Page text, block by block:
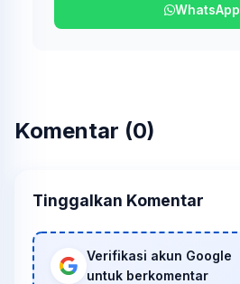
WhatsApp
Komentar (0)
Tinggalkan Komentar
Verifikasi akun Google
untuk berkomentar